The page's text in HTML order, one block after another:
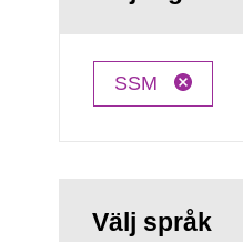
SSM
Välj språk